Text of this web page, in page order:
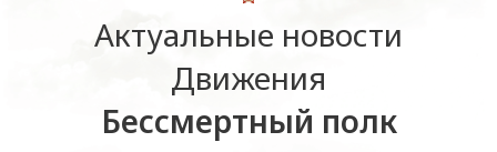
Актуальные новости
Движения
Бессмертный полк